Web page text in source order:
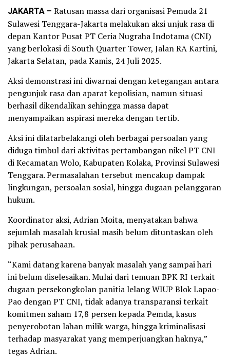
JAKARTA – Ratusan massa dari organisasi Pemuda 21
Sulawesi Tenggara-Jakarta melakukan aksi unjuk rasa di
depan Kantor Pusat PT Ceria Nugraha Indotama (CNI)
yang berlokasi di South Quarter Tower, Jalan RA Kartini,
Jakarta Selatan, pada Kamis, 24 Juli 2025.
Aksi demonstrasi ini diwarnai dengan ketegangan antara
pengunjuk rasa dan aparat kepolisian, namun situasi
berhasil dikendalikan sehingga massa dapat
menyampaikan aspirasi mereka dengan tertib.
Aksi ini dilatarbelakangi oleh berbagai persoalan yang
diduga timbul dari aktivitas pertambangan nikel PT CNI
di Kecamatan Wolo, Kabupaten Kolaka, Provinsi Sulawesi
Tenggara. Permasalahan tersebut mencakup dampak
lingkungan, persoalan sosial, hingga dugaan pelanggaran
hukum.
Koordinator aksi, Adrian Moita, menyatakan bahwa
sejumlah masalah krusial masih belum dituntaskan oleh
pihak perusahaan.
“Kami datang karena banyak masalah yang sampai hari
ini belum diselesaikan. Mulai dari temuan BPK RI terkait
dugaan persekongkolan panitia lelang WIUP Blok Lapao-
Pao dengan PT CNI, tidak adanya transparansi terkait
komitmen saham 17,8 persen kepada Pemda, kasus
penyerobotan lahan milik warga, hingga kriminalisasi
terhadap masyarakat yang memperjuangkan haknya,”
tegas Adrian.